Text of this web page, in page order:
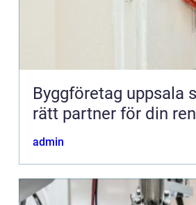
Byggföretag uppsala så väljer du
rätt partner för din
admin